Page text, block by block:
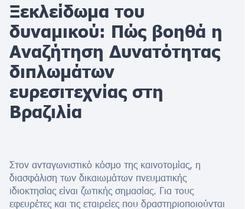
Ξεκλείδωμα του
δυναμικού: Πώς βοηθά η
Αναζήτηση Δυνατότητας
διπλωμάτων
ευρεσιτεχνίας στη
Βραζιλία
Στον ανταγωνιστικό κόσμο της καινοτομίας, η
διασφάλιση των δικαιωμάτων πνευματικής
ιδιοκτησίας είναι ζωτικής σημασίας. Για τους
εφευρέτες και τις εταιρείες που δραστηριοποιούνται